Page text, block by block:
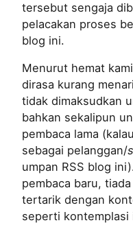
tersebut sengaja
pelacakan proses
blog ini.
Menurut hemat
dirasa kurang
tidak dimaksudkan
bahkan sekalipun
pembaca lama
sebagai pelanggan/
umpan RSS blog
pembaca baru,
tertarik dengan
seperti kontemplasi